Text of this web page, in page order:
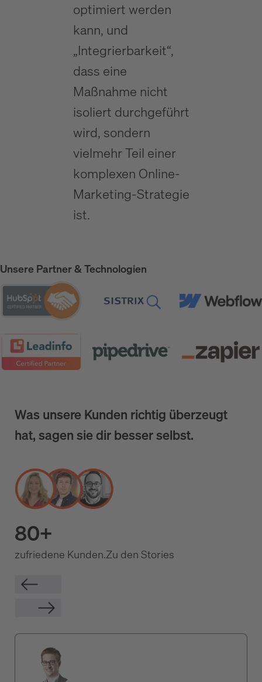
optimiert werden
kann, und
„Integrierbarkeit“,
dass eine
Maßnahme nicht
isoliert durchgeführt
wird, sondern
vielmehr Teil einer
komplexen Online-
Marketing-Strategie
ist.
Unsere Partner & Technologien
Was unsere Kunden richtig überzeugt
hat, sagen sie dir besser selbst.
80+
zufriedene Kunden.Zu den Stories